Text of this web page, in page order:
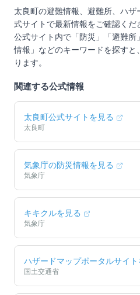
太良町の避難情報、避難所、ハザ
式サイトで最新情報をご確認くだ
公式サイト内で「防災」「避難
情報」などのキーワードを探す
ります。
関連する公式情報
太良町公式サイトを見る
太良町
気象庁の防災情報を見る
気象庁
キキクルを見る
気象庁
ハザードマップポータルサイト
国土交通省